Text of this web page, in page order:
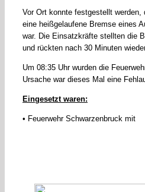
Vor Ort konnte festgestellt werden,
eine heißgelaufene Bremse eines
war. Die Einsatzkräfte stellten die
und rückten nach 30 Minuten
Um 08:35 Uhr wurden die
Ursache war dieses Mal eine
Eingesetzt waren:
• Feuerwehr Schwarzenbruck mit